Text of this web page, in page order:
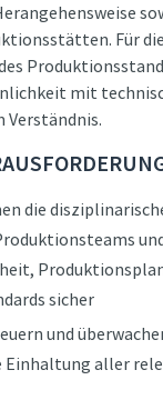
Für
mit
die
sicher
und
Einhaltung aller